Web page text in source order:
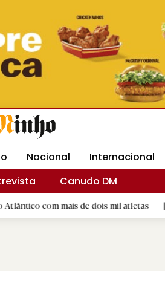
Livraria DM Arquidiocese Braga
Nacional
Internacional
Canudo DM
de dois mil atletas | B.Câmara